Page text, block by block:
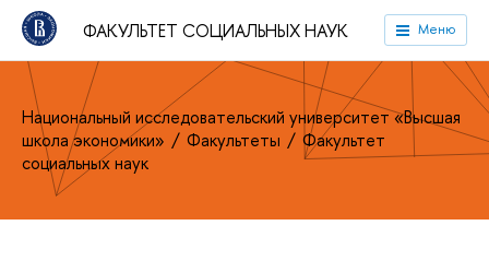
ФАКУЛЬТЕТ СОЦИАЛЬНЫХ НАУК Меню
Национальный исследовательский университет «Высшая
школа экономики»
Факультеты
Факультет
социальных наук